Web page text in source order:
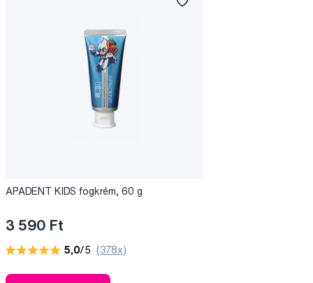
APADENT KIDS fogkrém, 60 g
3 590 Ft
5,0/5 (378x)